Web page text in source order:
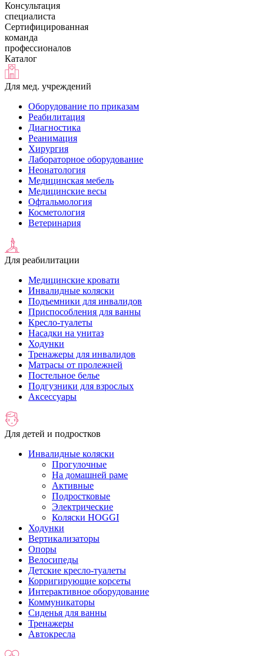
Консультация
специалиста
Сертифицированная
команда
профессионалов
Каталог
Для мед. учреждений
Оборудование по приказам
Реабилитация
Диагностика
Реанимация
Хирургия
Лабораторное оборудование
Неонатология
Медицинская мебель
Медицинские весы
Офтальмология
Косметология
Ветеринария
Для реабилитации
Медицинские кровати
Инвалидные коляски
Подъемники для инвалидов
Приспособления для ванны
Кресло-туалеты
Насадки на унитаз
Ходунки
Тренажеры для инвалидов
Матрасы от пролежней
Постельное белье
Подгузники для взрослых
Аксессуары
Для детей и подростков
Инвалидные коляски
Прогулочные
На домашней раме
Активные
Подростковые
Электрические
Коляски HOGGI
Ходунки
Вертикализаторы
Опоры
Велосипеды
Детские кресло-туалеты
Корригирующие корсеты
Интерактивное оборудование
Коммуникаторы
Сиденья для ванны
Тренажеры
Автокресла